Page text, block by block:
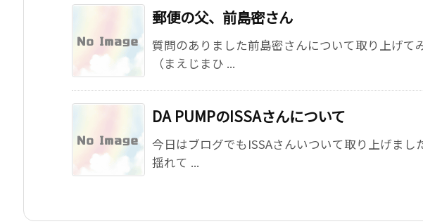
郵便の父、前島密さん
質問のありました前島密さんについて取り上げて
（まえじまひ ...
DA PUMPのISSAさんについて
今日はブログでもISSAさんいついて取り上げまし
揺れて ...